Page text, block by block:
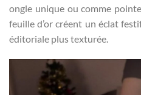
ongle unique ou comme
feuille d’or créent un éclat
éditoriale plus texturée.